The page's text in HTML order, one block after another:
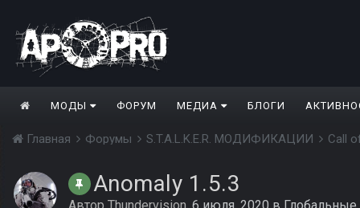
МОДЫ ФОРУМ МЕДИА БЛОГИ
Главная Форумы S.T.A.L.K.E.R. МОДИФИКАЦИИ Call
Anomaly 1.5.3